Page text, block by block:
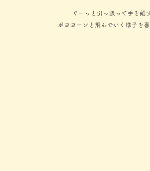
ぐーっと引っ張って手を離
ポヨヨーンと飛んでいく様子を喜